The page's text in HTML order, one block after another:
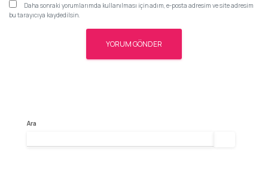
Daha sonraki yorumlarımda kullanılması için adım, e-posta adresim ve site adresim
bu tarayıcıya kaydedilsin.
Ara